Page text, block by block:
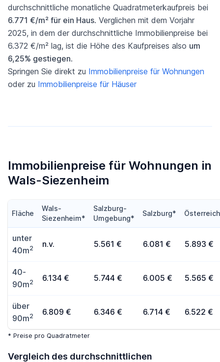
durchschnittliche monatliche Quadratmeterkaufpreis bei
6.771 €/m² für ein Haus. Verglichen mit dem Vorjahr
2025, in dem der durchschnittliche Immobilienpreise bei
6.372 €/m² lag, ist die Höhe des Kaufpreises also um
6,25% gestiegen.
Springen Sie direkt zu Immobilienpreise für Wohnungen
oder zu Immobilienpreise für Häuser
Immobilienpreise für Wohnungen in
Wals-Siezenheim
Fläche
Wals-
Siezenheim*
Salzburg-
Umgebung*
Salzburg*
unter
40m2 n.v. 5.561 € 6.081 € 5.893 €
40-
90m2 6.134 € 5.744 € 6.005 € 5.565 €
über
90m2 6.809 € 6.346 € 6.714 € 6.522 €
* Preise pro Quadratmeter
Vergleich des durchschnittlichen